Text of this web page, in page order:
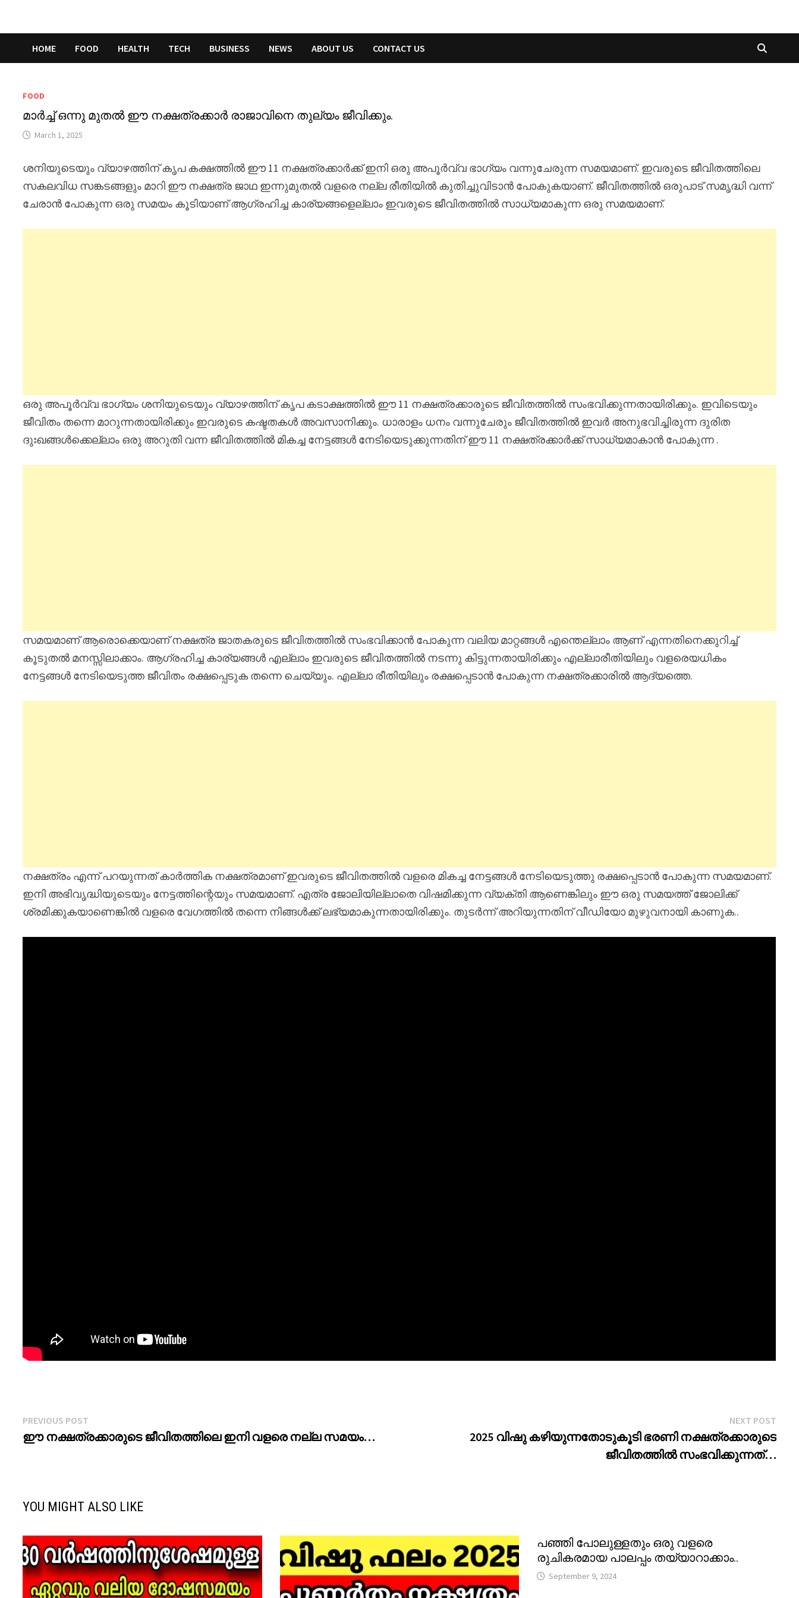
HOME FOOD HEALTH TECH BUSINESS NEWS ABOUT US CONTACT US
FOOD
മാർച്ച് ഒന്നു മുതൽ ഈ നക്ഷത്രക്കാർ രാജാവിനെ തുല്യം ജീവിക്കും.
March 1, 2025
ശനിയുടെയും വ്യാഴത്തിന് കൃപ കക്ഷത്തിൽ ഈ 11 നക്ഷത്രക്കാർക്ക് ഇനി ഒരു അപൂർവ്വ ഭാഗ്യം വന്നുചേരുന്ന സമയമാണ്. ഇവരുടെ ജീവിതത്തിലെ
സകലവിധ സങ്കടങ്ങളും മാറി ഈ നക്ഷത്ര ജാഥ ഇന്നുമുതൽ വളരെ നല്ല രീതിയിൽ കുതിച്ചുവിടാൻ പോകുകയാണ്. ജീവിതത്തിൽ ഒരുപാട് സമൃദ്ധി വന്ന്
ചേരാൻ പോകുന്ന ഒരു സമയം കൂടിയാണ് ആഗ്രഹിച്ച കാര്യങ്ങളെല്ലാം ഇവരുടെ ജീവിതത്തിൽ സാധ്യമാകുന്ന ഒരു സമയമാണ്.
ഒരു അപൂർവ്വ ഭാഗ്യം ശനിയുടെയും വ്യാഴത്തിന് കൃപ കടാക്ഷത്തിൽ ഈ 11 നക്ഷത്രക്കാരുടെ ജീവിതത്തിൽ സംഭവിക്കുന്നതായിരിക്കും. ഇവിടെയും
ജീവിതം തന്നെ മാറുന്നതായിരിക്കും ഇവരുടെ കഷ്ടതകൾ അവസാനിക്കും. ധാരാളം ധനം വന്നുചേരും ജീവിതത്തിൽ ഇവർ അനുഭവിച്ചിരുന്ന ദുരിത
ദുഃഖങ്ങൾക്കെല്ലാം ഒരു അറുതി വന്ന ജീവിതത്തിൽ മികച്ച നേട്ടങ്ങൾ നേടിയെടുക്കുന്നതിന് ഈ 11 നക്ഷത്രക്കാർക്ക് സാധ്യമാകാൻ പോകുന്ന .
സമയമാണ് ആരൊക്കെയാണ് നക്ഷത്ര ജാതകരുടെ ജീവിതത്തിൽ സംഭവിക്കാൻ പോകുന്ന വലിയ മാറ്റങ്ങൾ എന്തെല്ലാം ആണ് എന്നതിനെക്കുറിച്ച്
കൂടുതൽ മനസ്സിലാക്കാം. ആഗ്രഹിച്ച കാര്യങ്ങൾ എല്ലാം ഇവരുടെ ജീവിതത്തിൽ നടന്നു കിട്ടുന്നതായിരിക്കും എല്ലാരീതിയിലും വളരെയധികം
നേട്ടങ്ങൾ നേടിയെടുത്ത ജീവിതം രക്ഷപ്പെടുക തന്നെ ചെയ്യും. എല്ലാ രീതിയിലും രക്ഷപ്പെടാൻ പോകുന്ന നക്ഷത്രക്കാരിൽ ആദ്യത്തെ.
നക്ഷത്രം എന്ന് പറയുന്നത് കാർത്തിക നക്ഷത്രമാണ് ഇവരുടെ ജീവിതത്തിൽ വളരെ മികച്ച നേട്ടങ്ങൾ നേടിയെടുത്തു രക്ഷപ്പെടാൻ പോകുന്ന സമയമാണ്.
ഇനി അഭിവൃദ്ധിയുടെയും നേട്ടത്തിന്റെയും സമയമാണ്. എത്ര ജോലിയില്ലാതെ വിഷമിക്കുന്ന വ്യക്തി ആണെങ്കിലും ഈ ഒരു സമയത്ത് ജോലിക്ക്
ശ്രമിക്കുകയാണെങ്കിൽ വളരെ വേഗത്തിൽ തന്നെ നിങ്ങൾക്ക് ലഭ്യമാകുന്നതായിരിക്കും. തുടർന്ന് അറിയുന്നതിന് വീഡിയോ മുഴുവനായി കാണുക..
Post
navigation
PREVIOUS POST
post:
ഈ നക്ഷത്രക്കാരുടെ ജീവിതത്തിലെ ഇനി വളരെ നല്ല സമയം…
NEXT POSTNext
post:
2025 വിഷു കഴിയുന്നതോടുകൂടി ഭരണി നക്ഷത്രക്കാരുടെ
ജീവിതത്തിൽ സംഭവിക്കുന്നത്…
YOU MIGHT ALSO LIKE
പഞ്ഞി പോലുള്ളതും ഒരു വളരെ
രുചികരമായ പാലപ്പം തയ്യാറാക്കാം..
September 9, 2024